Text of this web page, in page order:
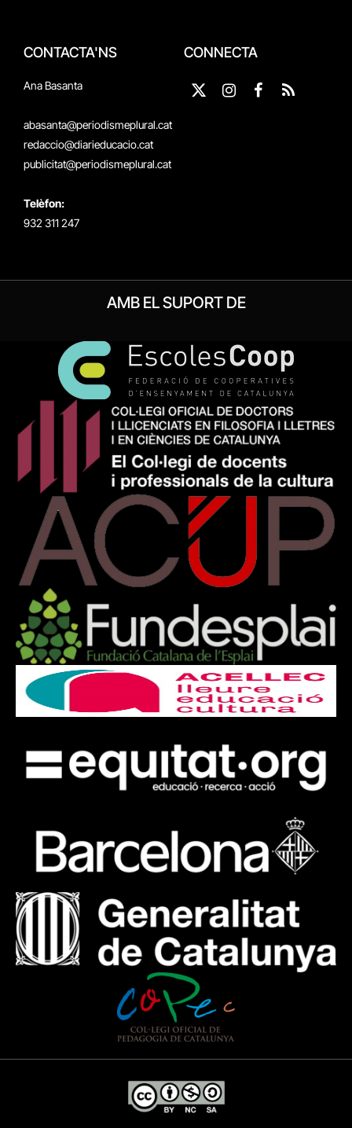
CONTACTA'NS
Ana Basanta
abasanta@periodismeplural.cat
redaccio@diarieducacio.cat
publicitat@periodismeplural.cat
Telèfon:
932 311 247
CONNECTA
X
InstagramFacebook
RSS
AMB EL SUPORT DE